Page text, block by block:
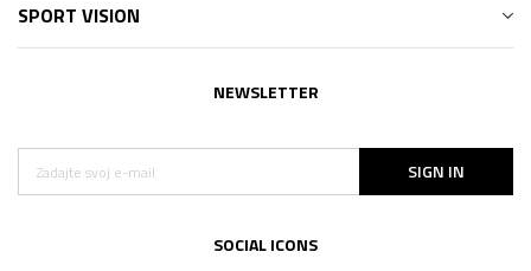
SPORT VISION
NEWSLETTER
SIGN IN
SOCIAL ICONS